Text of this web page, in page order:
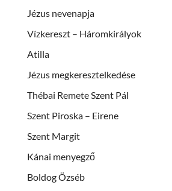
Jézus nevenapja
Vízkereszt – Háromkirályok
Atilla
Jézus megkeresztelkedése
Thébai Remete Szent Pál
Szent Piroska – Eirene
Szent Margit
Kánai menyegző
Boldog Özséb